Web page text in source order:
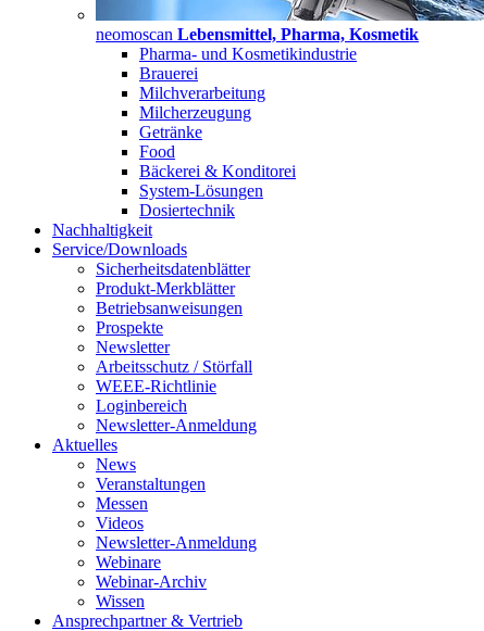
neomoscan Lebensmittel, Pharma, Kosmetik
Pharma- und Kosmetikindustrie
Brauerei
Milchverarbeitung
Milcherzeugung
Getränke
Food
Bäckerei & Konditorei
System-Lösungen
Dosiertechnik
Nachhaltigkeit
Service/Downloads
Sicherheitsdatenblätter
Produkt-Merkblätter
Betriebsanweisungen
Prospekte
Newsletter
Arbeitsschutz / Störfall
WEEE-Richtlinie
Loginbereich
Newsletter-Anmeldung
Aktuelles
News
Veranstaltungen
Messen
Videos
Newsletter-Anmeldung
Webinare
Webinar-Archiv
Wissen
Ansprechpartner & Vertrieb